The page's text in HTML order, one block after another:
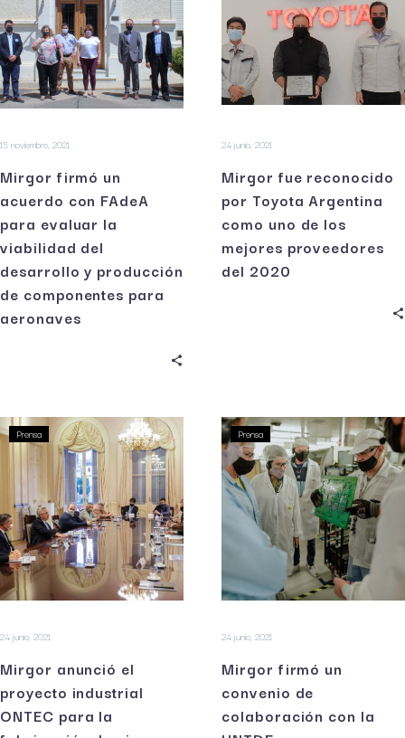
15 noviembre, 2021
Mirgor firmó un
acuerdo con FAdeA
para evaluar la
viabilidad del
desarrollo y producción
de componentes para
aeronaves
24 junio, 2021
Mirgor fue reconocido
por Toyota Argentina
como uno de los
mejores proveedores
del 2020
Prensa
24 junio, 2021
Mirgor anunció el
proyecto industrial
ONTEC para la
Prensa
24 junio, 2021
Mirgor firmó un
convenio de
colaboración con la